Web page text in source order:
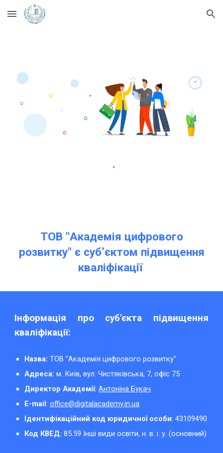
Skip to main content Skip to navigation
ТОВ "Академія цифрового
розвитку" є суб’єктом підвищення
кваліфікації
Інформація про суб'єкта підвищення
кваліфікації:
Назва: ТОВ "Академія цифрового розвитку"
Адреса:м. Київ, вул. Чистяківська, 7, офіс 75
Директор Академії:Антоніна Букач
E-mail:office@digitalacademy.in.ua
Ідентифікаційний код юридичної особи:43109490
Код КВЕД: 85.59 Інші види освіти, н. в. і. у. (основний)